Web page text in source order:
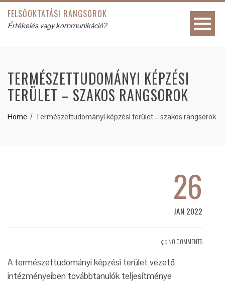
FELSŐOKTATÁSI RANGSOROK
Értékelés vagy kommunikáció?
TERMÉSZETTUDOMÁNYI KÉPZÉSI
TERÜLET – SZAKOS RANGSOROK
Home Természettudományi képzési terület – szakos rangsorok
26
JAN 2022
NO COMMENTS
A természettudományi képzési terület vezető
intézményeiben továbbtanulók teljesítménye